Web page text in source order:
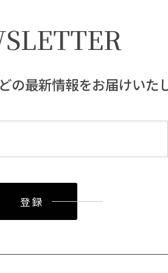
の最新情報をお届けいた
登録